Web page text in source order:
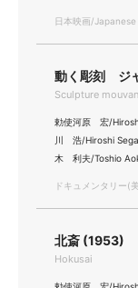
日本映画/Japanese
動く彫刻 ジ
Sculpture
勅使河原 宏/
川 浩/Hiroshi
木 利夫/Toshio
ドキュメンタリー(
北斎 (1953)
Hokusai